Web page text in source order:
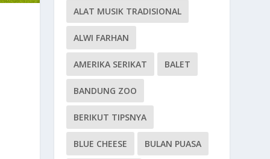
ALAT MUSIK TRADISIONAL
ALWI FARHAN
AMERIKA SERIKAT BALET
BANDUNG ZOO
BERIKUT TIPSNYA
BLUE CHEESE BULAN PUASA